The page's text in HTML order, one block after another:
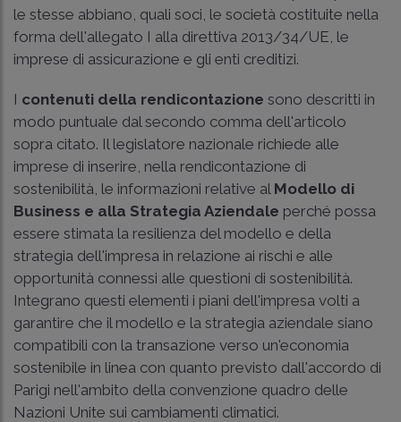
le stesse abbiano, quali soci, le società costituite nella
forma dell'allegato I alla direttiva 2013/34/UE, le
imprese di assicurazione e gli enti creditizi.
I contenuti della rendicontazione sono descritti in
modo puntuale dal secondo comma dell'articolo
sopra citato. Il legislatore nazionale richiede alle
imprese di inserire, nella rendicontazione di
sostenibilità, le informazioni relative al Modello di
Business e alla Strategia Aziendale perché possa
essere stimata la resilienza del modello e della
strategia dell'impresa in relazione ai rischi e alle
opportunità connessi alle questioni di sostenibilità.
Integrano questi elementi i piani dell'impresa volti a
garantire che il modello e la strategia aziendale siano
compatibili con la transazione verso un'economia
sostenibile in linea con quanto previsto dall'accordo di
Parigi nell'ambito della convenzione quadro delle
Nazioni Unite sui cambiamenti climatici.